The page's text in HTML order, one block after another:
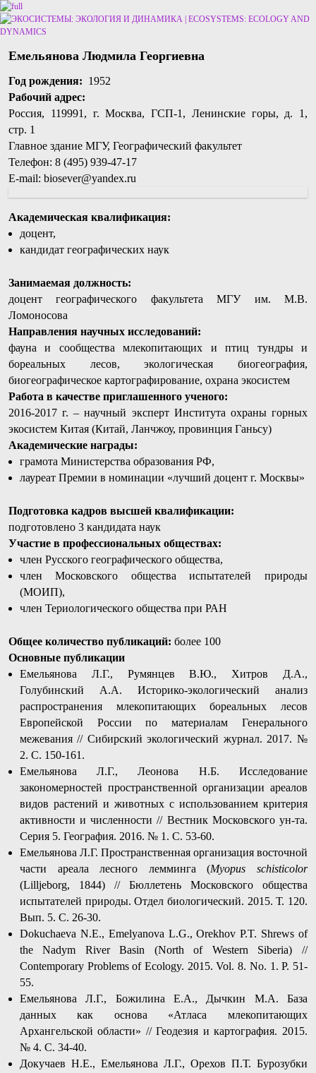
Перейти к основному содержимому
Перейти к дополнительному содержимому
Емельянова Людмила Георгиевна
Год рождения: 1952
Рабочий адрес:
Россия, 119991, г. Москва, ГСП-1, Ленинские горы, д. 1,
стр. 1
Главное здание МГУ, Географический факультет
Телефон: 8 (495) 939-47-17
E-mail: biosever@yandex.ru
Академическая квалификация:
доцент,
кандидат географических наук
Занимаемая должность:
доцент географического факультета МГУ им. М.В.
Ломоносова
Направления научных исследований:
фауна и сообщества млекопитающих и птиц тундры и
бореальных лесов, экологическая биогеография,
биогеографическое картографирование, охрана экосистем
Работа в качестве приглашенного ученого:
2016-2017 г. – научный эксперт Института охраны горных
экосистем Китая (Китай, Ланчжоу, провинция Ганьсу)
Академические награды:
грамота Министерства образования РФ,
лауреат Премии в номинации «лучший доцент г. Москвы»
Подготовка кадров высшей квалификации:
подготовлено 3 кандидата наук
Участие в профессиональных обществах:
член Русского географического общества,
член Московского общества испытателей природы
(МОИП),
член Териологического общества при РАН
Общее количество публикаций: более 100
Основные публикации
Емельянова Л.Г., Румянцев В.Ю., Хитров Д.А.,
Голубинский А.А. Историко-экологический анализ
распространения млекопитающих бореальных лесов
Европейской России по материалам Генерального
межевания // Сибирский экологический журнал. 2017. №
2. С. 150-161.
Емельянова Л.Г., Леонова Н.Б. Исследование
закономерностей пространственной организации ареалов
видов растений и животных с использованием критерия
активности и численности // Вестник Московского ун-та.
Серия 5. География. 2016. № 1. С. 53-60.
Емельянова Л.Г. Пространственная организация восточной
части ареала лесного лемминга (Myopus schisticolor
(Lilljeborg, 1844) // Бюллетень Московского общества
испытателей природы. Отдел биологический. 2015. Т. 120.
Вып. 5. С. 26-30.
Dokuchaeva N.E., Emelyanova L.G., Orekhov P.T. Shrews of
the Nadym River Basin (North of Western Siberia) //
Contemporary Problems of Ecology. 2015. Vol. 8. No. 1. P. 51-
55.
Емельянова Л.Г., Божилина Е.А., Дычкин М.А. База
данных как основа «Атласа млекопитающих
Архангельской области» // Геодезия и картография. 2015.
№ 4. C. 34-40.
Докучаев Н.Е., Емельянова Л.Г., Орехов П.Т. Бурозубки